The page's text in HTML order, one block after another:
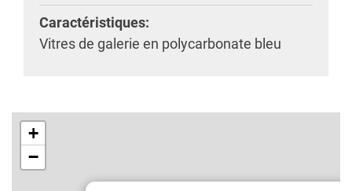
Caractéristiques:
Vitres de galerie en polycarbonate bleu
+
−